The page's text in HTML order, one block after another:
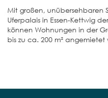
Mit großen, unübersehbaren
Uferpalais in Essen-Kettwig
können Wohnungen in der
bis zu ca. 200 m² angemietet